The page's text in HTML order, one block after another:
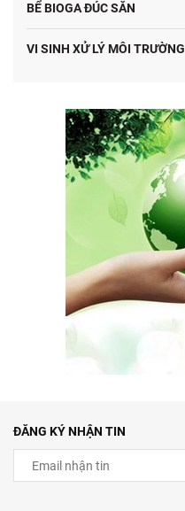
BỂ BIOGA ĐÚC SĂN
VI SINH XỬ LÝ MÔI TRƯỜNG
ĐĂNG KÝ NHẬN TIN